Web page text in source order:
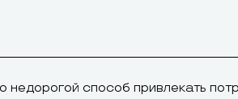
недорогой способ привлекать